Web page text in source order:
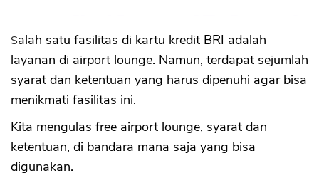
Salah satu fasilitas di kartu kredit BRI adalah
layanan di airport lounge. Namun, terdapat sejumlah
syarat dan ketentuan yang harus dipenuhi agar bisa
menikmati fasilitas ini.
Kita mengulas free airport lounge, syarat dan
ketentuan, di bandara mana saja yang bisa
digunakan.